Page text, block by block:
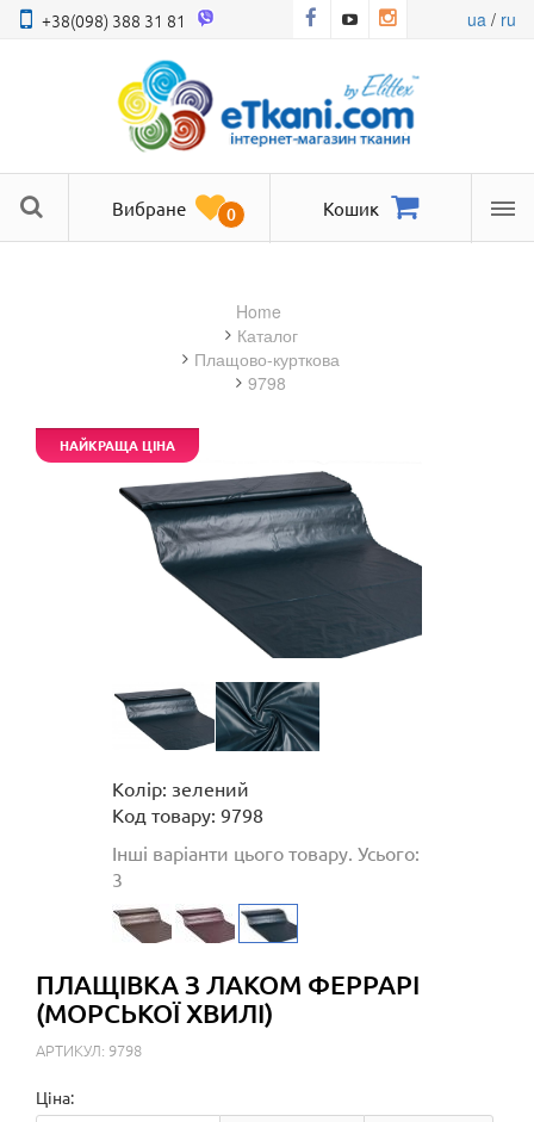
+38(098) 388 31 81 ua/ ru
Вибране 0 Кошик
Home
Каталог
плащово-курткова
9798
НАЙКРАЩА ЦІНА
Колір: зелений
Код товару: 9798
Інші варіанти цього товару. Усього:
3
ПЛАЩІВКА З ЛАКОМ ФЕРРАРІ
(МОРСЬКОЇ ХВИЛІ)
АРТИКУЛ: 9798
Ціна: